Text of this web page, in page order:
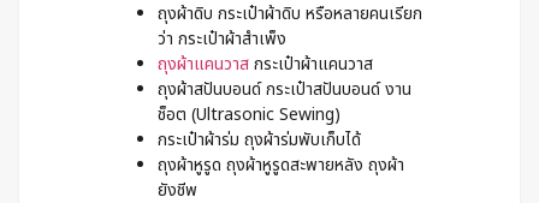
ถุงผ้าดิบ กระเป๋าผ้าดิบ หรือหลายคนเรียก
ว่า กระเป๋าผ้าสำเพ็ง
ถุงผ้าแคนวาสกระเป๋าผ้าแคนวาส
ถุงผ้าสปันบอนด์ กระเป๋าสปันบอนด์ งาน
ช็อต (Ultrasonic Sewing)
กระเป๋าผ้าร่ม ถุงผ้าร่มพับเก็บได้
ถุงผ้าหูรูด ถุงผ้าหูรูดสะพายหลัง ถุงผ้า
ยังชีพ